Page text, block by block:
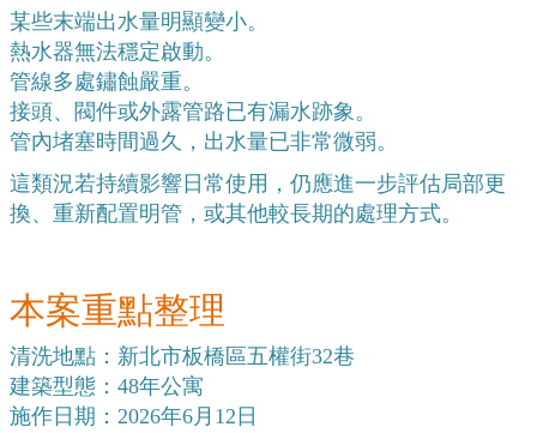
某些末端出水量明顯變小。
熱水器無法穩定啟動。
管線多處鏽蝕嚴重。
接頭、閥件或外露管路已有漏水跡象。
管內堵塞時間過久，出水量已非常微弱。
這類況若持續影響日常使用，仍應進一步評估局部更
換、重新配置明管，或其他較長期的處理方式。
本案重點整理
清洗地點：新北市板橋區五權街32巷
建築型態：48年公寓
施作日期：2026年6月12日